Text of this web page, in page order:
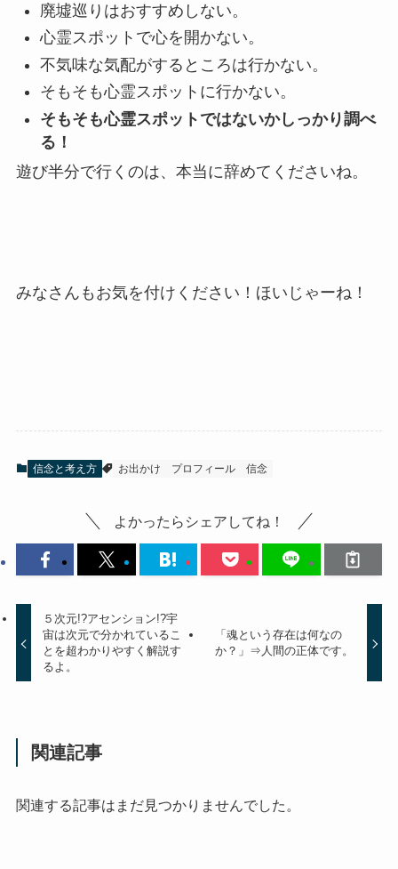
廃墟巡りはおすすめしない。
心霊スポットで心を開かない。
不気味な気配がするところは行かない。
そもそも心霊スポットに行かない。
そもそも心霊スポットではないかしっかり調べ
る！
遊び半分で行くのは、本当に辞めてくださいね。
みなさんもお気を付けください！ほいじゃーね！
信念と考え方 お出かけ プロフィール 信念
よかったらシェアしてね！
５次元!?アセンション!?宇
宙は次元で分かれているこ
とを超わかりやすく解説す
るよ。
「魂という存在は何なの
か？」⇒人間の正体です。
関連記事
関連する記事はまだ見つかりませんでした。